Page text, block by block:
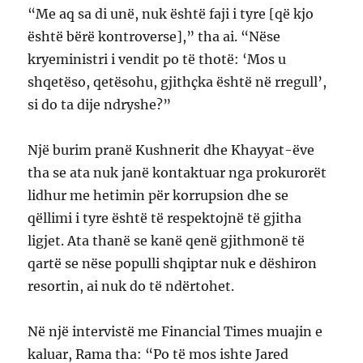
“Me aq sa di unë, nuk është faji i tyre [që kjo
është bërë kontroverse],” tha ai. “Nëse
kryeministri i vendit po të thotë: ‘Mos u
shqetëso, qetësohu, gjithçka është në rregull’,
si do ta dije ndryshe?”
Një burim pranë Kushnerit dhe Khayyat-ëve
tha se ata nuk janë kontaktuar nga prokurorët
lidhur me hetimin për korrupsion dhe se
qëllimi i tyre është të respektojnë të gjitha
ligjet. Ata thanë se kanë qenë gjithmonë të
qartë se nëse populli shqiptar nuk e dëshiron
resortin, ai nuk do të ndërtohet.
Në një intervistë me Financial Times muajin e
kaluar, Rama tha: “Po të mos ishte Jared